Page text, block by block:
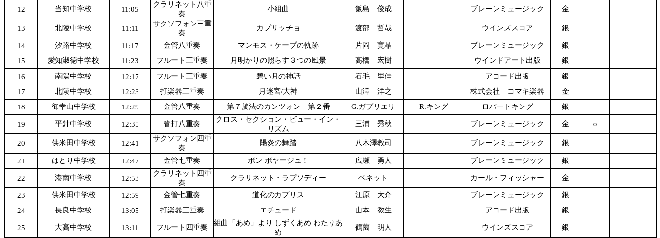
12 当知中学校 11:05
クラリネット八重
奏
小組曲 飯島 俊成 ブレーンミュージック 金
13 北陵中学校 11:11
サクソフォン三重
奏
カプリッチョ 渡部 哲哉 ウインズスコア 銀
14 汐路中学校 11:17 金管八重奏 マンモス・ケープの軌跡 片岡 寛晶 ブレーンミュージック
銀
15
愛知淑徳中学校 11:23 フルート三重奏 月明かりの照らす３つの風景 高橋 宏樹 ウインドアート出版 銀
16 南陽中学校 12:17 フルート三重奏 碧い月の神話 石毛 里佳 アコード出版
銀
17
北陵中学校 12:23 打楽器三重奏 月迷宮/大神 山澤 洋之 株式会社 コマキ楽器
金
18
御幸山中学校 12:29 金管八重奏 第７旋法のカンツォン 第２番 G.ガブリエリ R.キング ロバートキング 銀
19 平針中学校 12:35 管打八重奏
クロス・セクション・ビュー・イン・
リズム
三浦 秀秋 ブレーンミュージック 金 ○
20 供米田中学校 12:41
サクソフォン四重
奏
陽炎の舞踏 八木澤教司 ブレーンミュージック 銀
21 はとり中学校 12:47 金管七重奏 ボン ボヤージュ！ 広瀬 勇人 ブレーンミュージック 銀
22 港南中学校 12:53
クラリネット四重
奏
クラリネット・ラプソディー ベネット カール・フィッシャー 金
23 供米田中学校 12:59 金管七重奏 道化のカプリス 江原 大介 ブレーンミュージック
銀
24
長良中学校 13:05 打楽器三重奏 エチュード 山本 教生 アコード出版 銀
25 大高中学校 13:11 フルート四重奏
組曲「あめ」より しずくあめ わたりあ
め
鶴薗 明人 ウインズスコア 銀